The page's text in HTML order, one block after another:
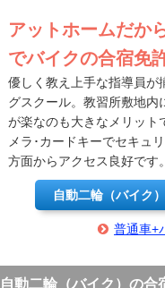
アットホームだか
でバイクの合宿免
優しく教え上手な指導員が
グスクール。教習所敷地内
が楽なのも大きなメリット
メラ･カードキーでセキュ
方面からアクセス良好です。
自動二輪（バイク
普通車+
動二輪（バイク）の